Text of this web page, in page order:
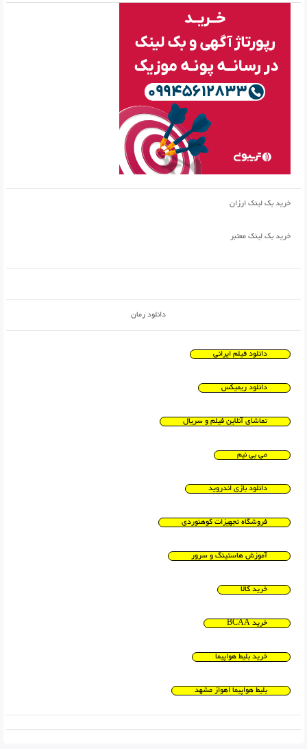
خرید بک لینک ارزان
خرید بک لینک معتبر
دانلود رمان
دانلود فیلم ایرانی
دانلود ریمیکس
تماشای آنلاین فیلم و سریال
می بی نیم
دانلود بازی اندروید
فروشگاه تجهیزات کوهنوردی
آموزش هاستینگ و سرور
خرید کالا
خرید BCAA
خرید بلیط هواپیما
بلیط هواپیما اهواز مشهد